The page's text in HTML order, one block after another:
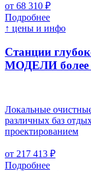
от 68 310 ₽
Подробнее
↑ цены и инфо
Станции
МОДЕЛИ более
Локальные
различных баз
проектированием
от 217 413 ₽
Подробнее